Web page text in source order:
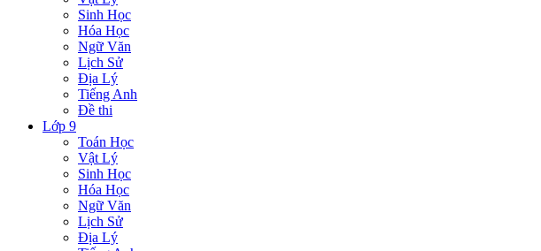
Sinh Học
Hóa Học
Ngữ Văn
Lịch Sử
Địa Lý
Tiếng Anh
Đề thi
Lớp 9
Toán Học
Vật Lý
Sinh Học
Hóa Học
Ngữ Văn
Lịch Sử
Địa Lý